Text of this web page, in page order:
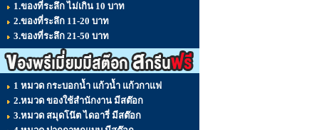
1.ของที่ระลึก ไม่เกิน 10 บาท
2.ของที่ระลึก 11-20 บาท
3.ของที่ระลึก 21-50 บาท
1 หมวด กระบอกน้ำ แก้วน้ำ แก้วกาแฟ
2.หมวด ของใช้สำนักงาน มีสต๊อก
3.หมวด สมุดโน๊ต ไดอารี่ มีสต๊อก